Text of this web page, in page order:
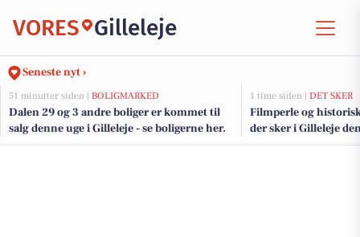
VORES Gilleleje
Seneste nyt ›
51 minutter siden | BOLIGMARKED
Dalen 29 og 3 andre boliger er kommet til
salg denne uge i Gilleleje - se boligerne her.
1 time siden | DET SKER
Filmperle og
der sker i Gilleleje